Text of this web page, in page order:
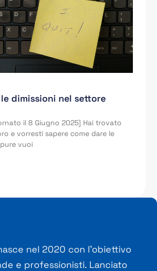
le dimissioni nel settore
il 8 Giugno 2025] Hai trovato
e vorresti sapere come dare le
vuoi
nel 2020 con l’obiettivo
e professionisti. Lanciato